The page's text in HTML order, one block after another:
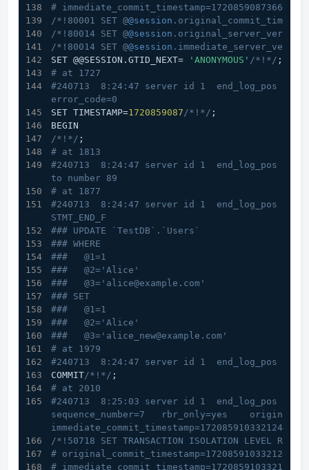
#
/*!80001 SET @@session
/*!80014 SET @@session
/*!80014 SET @@session
SET @@SESSION.GTID_NEXT=
'ANONYMOUS' /*!*/ ;
# at 1727
#240713  8:24:47 server id 1  end_log_pos 1813
error_code=0
SET TIMESTAMP=1720859087/*!*/ ;
BEGIN
/*!*/ ;
# at 1813
#240713  8:24:47 server id 1  end_log_pos 1877
to number 89
# at 1877
#240713  8:24:47 server id 1  end_log_pos
STMT_END_F
### UPDATE `TestDB`.`Users`
### WHERE
###   @1=1
###   @2='Alice'
###   @3='alice@example.com'
### SET
###   @1=1
###   @2='Alice'
###   @3='alice_new@example.com'
# at 1979
#240713  8:24:47 server id 1  end_log_pos 2010
COMMIT/*!*/ ;
# at 2010
#240713  8:25:03 server id 1  end_log_pos 2089
sequence_number=7   rbr_only=yes
immediate_commit_timestamp=1720859103321244
/*!50718 SET TRANSACTION ISOLATION LEVEL READ
# original_commit_timestamp=1720859103321244
#